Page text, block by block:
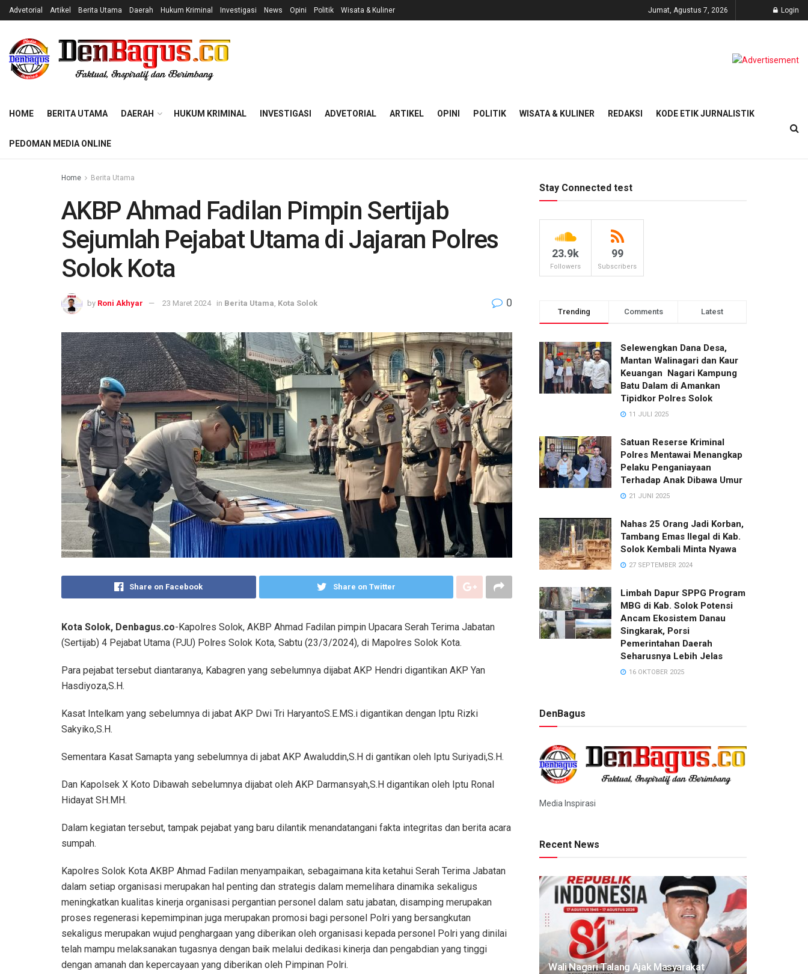
Advetorial Artikel Berita Utama Daerah Hukum Kriminal Investigasi News Opini Politik Wisata & Kuliner Jumat, Agustus 7, 2026 Login
HOME BERITA UTAMA DAERAH HUKUM KRIMINAL INVESTIGASI ADVETORIAL ARTIKEL OPINI POLITIK WISATA & KULINER REDAKSI KODE ETIK JURNALISTIK
PEDOMAN MEDIA ONLINE
Home Berita Utama
AKBP Ahmad Fadilan Pimpin Sertijab
Sejumlah Pejabat Utama di Jajaran Polres
Solok Kota
by Roni Akhyar 23 Maret 2024 in Berita Utama Kota Solok 0
Share on Facebook Share on Twitter
Kota Solok, Denbagus.co-Kapolres Solok, AKBP Ahmad Fadilan pimpin Upacara Serah Terima Jabatan
(Sertijab) 4 Pejabat Utama (PJU) Polres Solok Kota, Sabtu (23/3/2024), di Mapolres Solok Kota.
Para pejabat tersebut diantaranya, Kabagren yang sebelumnya dijabat AKP Hendri digantikan AKP Yan
Hasdiyoza,S.H.
Kasat Intelkam yang sebelumnya di jabat AKP Dwi Tri HaryantoS.E.MS.i digantikan dengan Iptu Rizki
Sakyiko,S.H.
Sementara Kasat Samapta yang sebelumnya di jabat AKP Awaluddin,S.H di gantikan oleh Iptu Suriyadi,S.H.
Dan Kapolsek X Koto Dibawah sebelumnya dijabat oleh AKP Darmansyah,S.H digantikan oleh Iptu Ronal
Hidayat SH.MH.
Dalam kegiatan tersebut, tampak pejabat yang baru dilantik menandatangani fakta integritas dan berita acara
sumpah.
Kapolres Solok Kota AKBP Ahmad Fadilan menyampaikan, sebagaimana kita ketahui Serah Terima Jabatan
dalam setiap organisasi merupakan hal penting dan strategis dalam memelihara dinamika sekaligus
meningkatkan kualitas kinerja organisasi pergantian personel dalam satu jabatan, disamping merupakan
proses regenerasi kepemimpinan juga merupakan promosi bagi personel Polri yang bersangkutan
sekaligus merupakan wujud penghargaan yang diberikan oleh organisasi kepada personel Polri yang dinilai
telah mampu melaksanakan tugasnya dengan baik melalui dedikasi kinerja dan pengabdian yang tinggi
dengan amanah dan kepercayaan yang diberikan oleh Pimpinan Polri.
Stay Connected test
23.9k
Followers
99
Subscribers
Trending Comments Latest
Selewengkan Dana Desa,
Mantan Walinagari dan Kaur
Keuangan Nagari Kampung
Batu Dalam di Amankan
Tipidkor Polres Solok
11 JULI 2025
Satuan Reserse Kriminal
Polres Mentawai Menangkap
Pelaku Penganiayaan
Terhadap Anak Dibawa Umur
21 JUNI 2025
Nahas 25 Orang Jadi Korban,
Tambang Emas Ilegal di Kab.
Solok Kembali Minta Nyawa
27 SEPTEMBER 2024
Limbah Dapur SPPG Program
MBG di Kab. Solok Potensi
Ancam Ekosistem Danau
Singkarak, Porsi
Pemerintahan Daerah
Seharusnya Lebih Jelas
16 OKTOBER 2025
DenBagus
Media Inspirasi
Recent News
Wali Nagari Talang Ajak Masyarakat